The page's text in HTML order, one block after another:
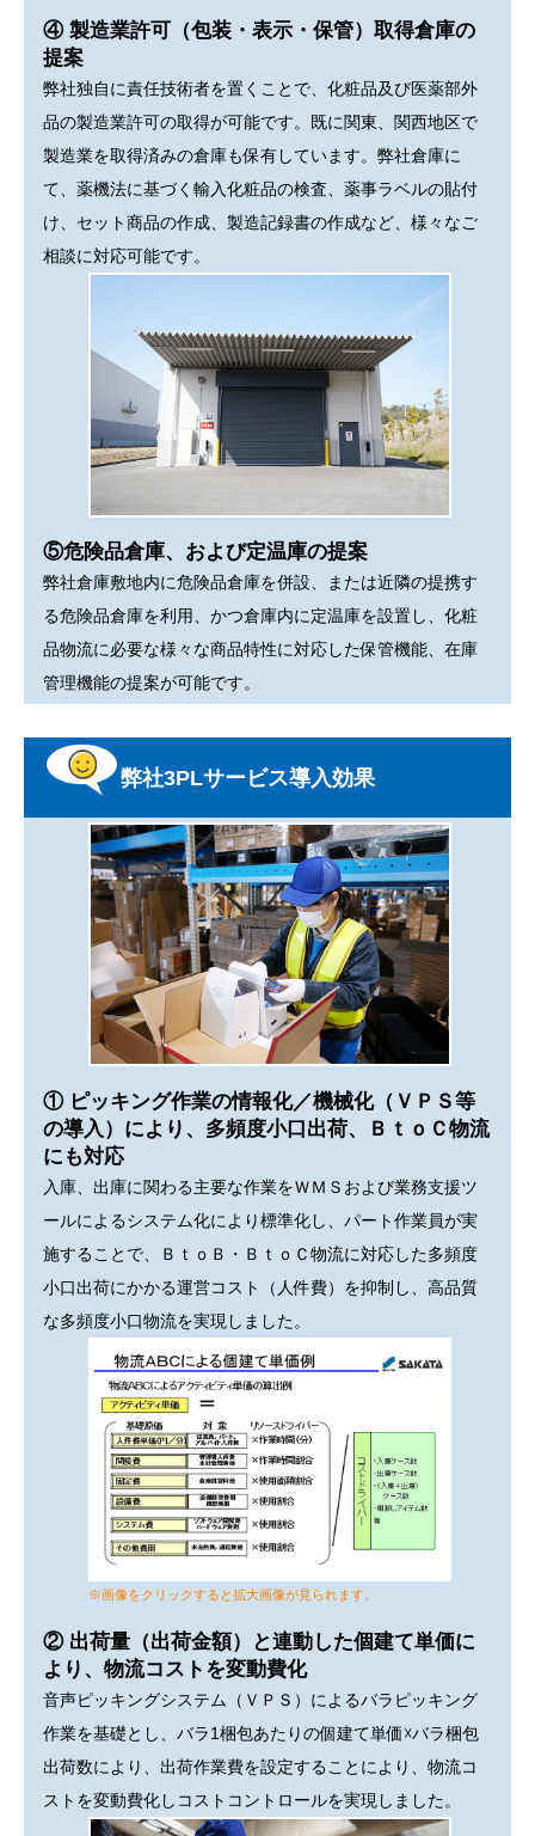
④ 製造業許可（包装・表示・保管）取得倉庫の
提案
弊社独自に責任技術者を置くことで、化粧品及び医薬部外
品の製造業許可の取得が可能です。既に関東、関西地区で
製造業を取得済みの倉庫も保有しています。弊社倉庫に
て、薬機法に基づく輸入化粧品の検査、薬事ラベルの貼付
け、セット商品の作成、製造記録書の作成など、様々なご
相談に対応可能です。
⑤危険品倉庫、および定温庫の提案
弊社倉庫敷地内に危険品倉庫を併設、または近隣の提携す
る危険品倉庫を利用、かつ倉庫内に定温庫を設置し、化粧
品物流に必要な様々な商品特性に対応した保管機能、在庫
管理機能の提案が可能です。
弊社3PLサービス導入効果
① ピッキング作業の情報化／機械化（ＶＰＳ等
の導入）により、多頻度小口出荷、ＢｔｏＣ物流
にも対応
入庫、出庫に関わる主要な作業をＷＭＳおよび業務支援ツ
ールによるシステム化により標準化し、パート作業員が実
施することで、ＢｔｏＢ・ＢｔｏＣ物流に対応した多頻度
小口出荷にかかる運営コスト（人件費）を抑制し、高品質
な多頻度小口物流を実現しました。
※画像をクリックすると拡大画像が見られます。
② 出荷量（出荷金額）と連動した個建て単価に
より、物流コストを変動費化
音声ピッキングシステム（ＶＰＳ）によるバラピッキング
作業を基礎とし、バラ1梱包あたりの個建て単価☓バラ梱包
出荷数により、出荷作業費を設定することにより、物流コ
ストを変動費化しコストコントロールを実現しました。